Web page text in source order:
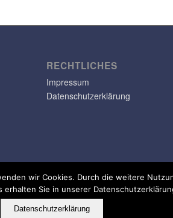
RECHT­LI­CHES
Impressum
Datenschutzerklärung
wir Cookies. Durch die weitere
erhalten Sie in unserer
Datenschutzerklärung